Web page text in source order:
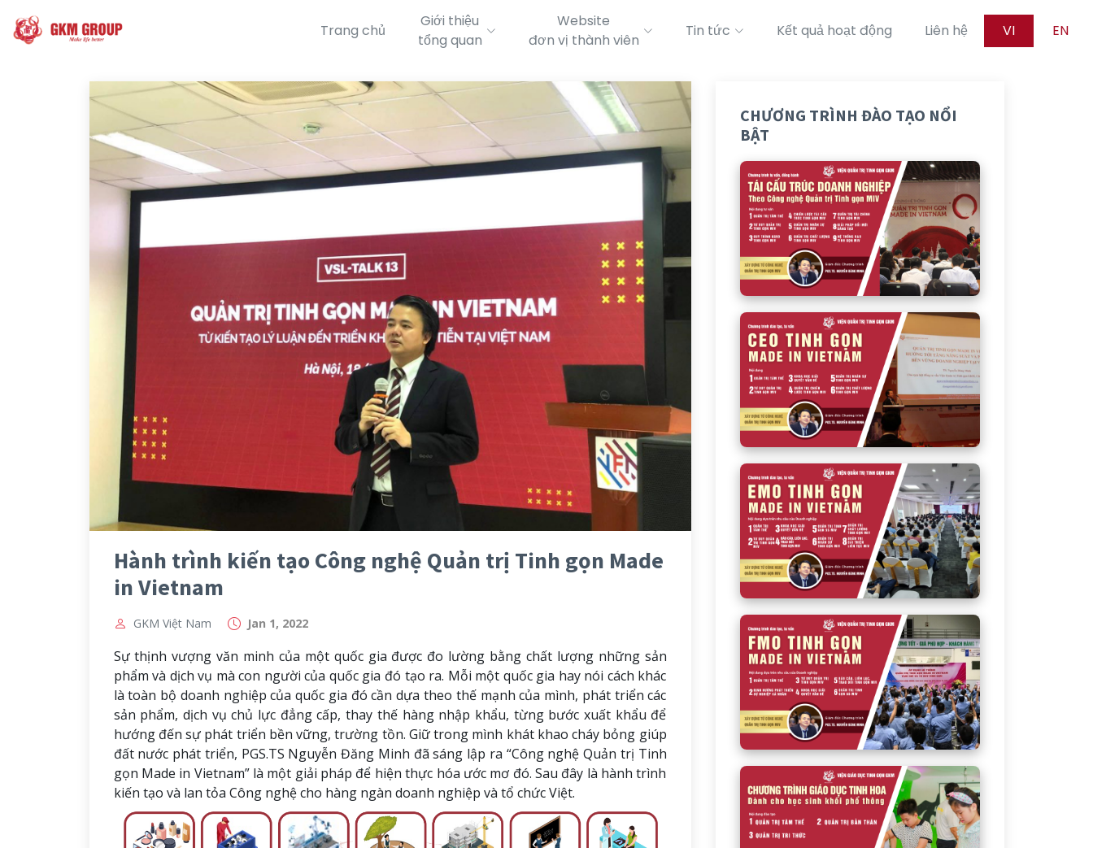
Trang chủ
Giới thiệu
tổng quan
Website
đơn vị thành viên
Tin tức Kết quả hoạt động Liên hệ VI EN
Hành trình kiến tạo Công nghệ Quản trị Tinh gọn Made
in Vietnam
GKM Việt Nam Jan 1, 2022
Sự thịnh vượng văn minh của một quốc gia được đo lường bằng chất lượng những sản
phẩm và dịch vụ mà con người của quốc gia đó tạo ra. Mỗi một quốc gia hay nói cách khác
là toàn bộ doanh nghiệp của quốc gia đó cần dựa theo thế mạnh của mình, phát triển các
sản phẩm, dịch vụ chủ lực đẳng cấp, thay thế hàng nhập khẩu, từng bước xuất khẩu để
hướng đến sự phát triển bền vững, trường tồn. Giữ trong mình khát khao cháy bỏng giúp
đất nước phát triển, PGS.TS Nguyễn Đăng Minh đã sáng lập ra “Công nghệ Quản trị Tinh
gọn Made in Vietnam” là một giải pháp để hiện thực hóa ước mơ đó. Sau đây là hành trình
kiến tạo và lan tỏa Công nghệ cho hàng ngàn doanh nghiệp và tổ chức Việt.
CHƯƠNG TRÌNH ĐÀO TẠO NỔI
BẬT